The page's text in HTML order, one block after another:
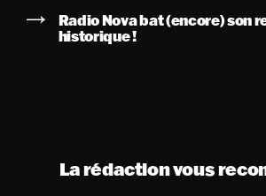
Radio Nova bat (encore) son
historique !
La rédaction vous